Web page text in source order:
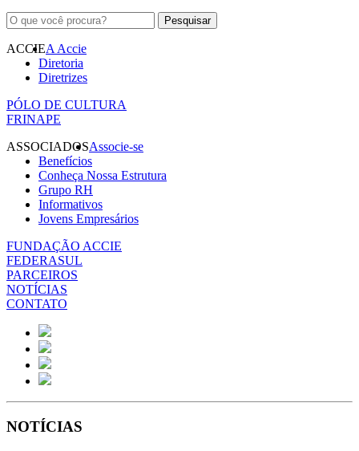
ACCIEA Accie
Diretoria
Diretrizes
PÓLO DE CULTURA
FRINAPE
ASSOCIADOSAssocie-se
Benefícios
Conheça Nossa Estrutura
Grupo RH
Informativos
Jovens Empresários
FUNDAÇÃO ACCIE
FEDERASUL
PARCEIROS
NOTÍCIAS
CONTATO
NOTÍCIAS